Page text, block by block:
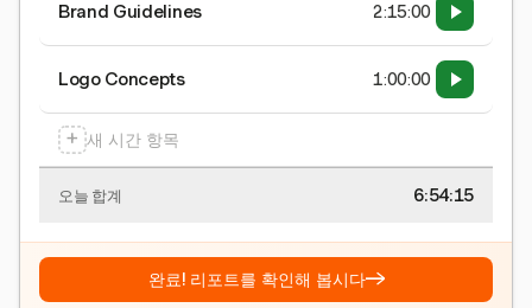
Brand Guidelines 2:15:00
Logo Concepts 1:00:00
+ 새 시간 항목
오늘 합계 6:54:15
완료! 리포트를 확인해 봅시다→